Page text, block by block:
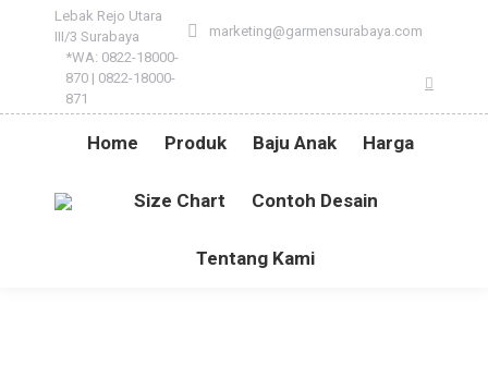
Lebak Rejo Utara
III/3 Surabaya
*WA: 0822-18000-
870 | 0822-18000-
871
marketing@garmensurabaya.com
Home Produk Baju Anak Harga
Size Chart Contoh Desain
Tentang Kami